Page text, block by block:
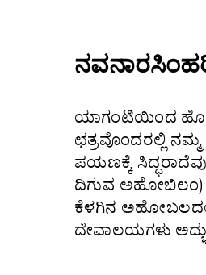
ಯಾಗಂಟಿಯಿಂದ
ಛತ್ರವೊಂದರಲ್ಲಿ
ಪಯಣಕ್ಕೆ
ದಿಗುವ ಅಹೋಬಿಲಂ)
ಕೆಳಗಿನ ಅಹೋಬಲದಲ್ಲಿ
ದೇವಾಲಯಗಳು